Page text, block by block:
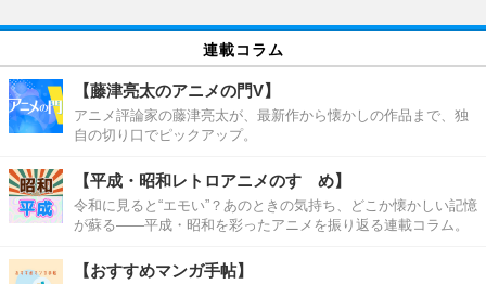
連載コラム
【藤津亮太のアニメの門V】
アニメ評論家の藤津亮太が、最新作から懐かしの作品まで、独
自の切り口でピックアップ。
【平成・昭和レトロアニメのすゝめ】
令和に見ると“エモい”？あのときの気持ち、どこか懐かしい記憶
が蘇る――平成・昭和を彩ったアニメを振り返る連載コラム。
【おすすめマンガ手帖】